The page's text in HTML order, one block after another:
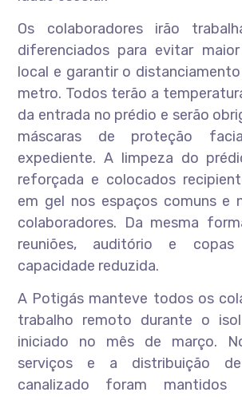
Os colaboradores irão
diferenciados para evitar
local e garantir o
metro. Todos terão a
da entrada no prédio e serão
máscaras de proteção
expediente. A limpeza do
reforçada e colocados
em gel nos espaços comuns e
colaboradores. Da mesma
reuniões, auditório e
capacidade reduzida.
A Potigás manteve todos os
trabalho remoto durante o
iniciado no mês de março.
serviços e a distribuição
canalizado foram mantidos